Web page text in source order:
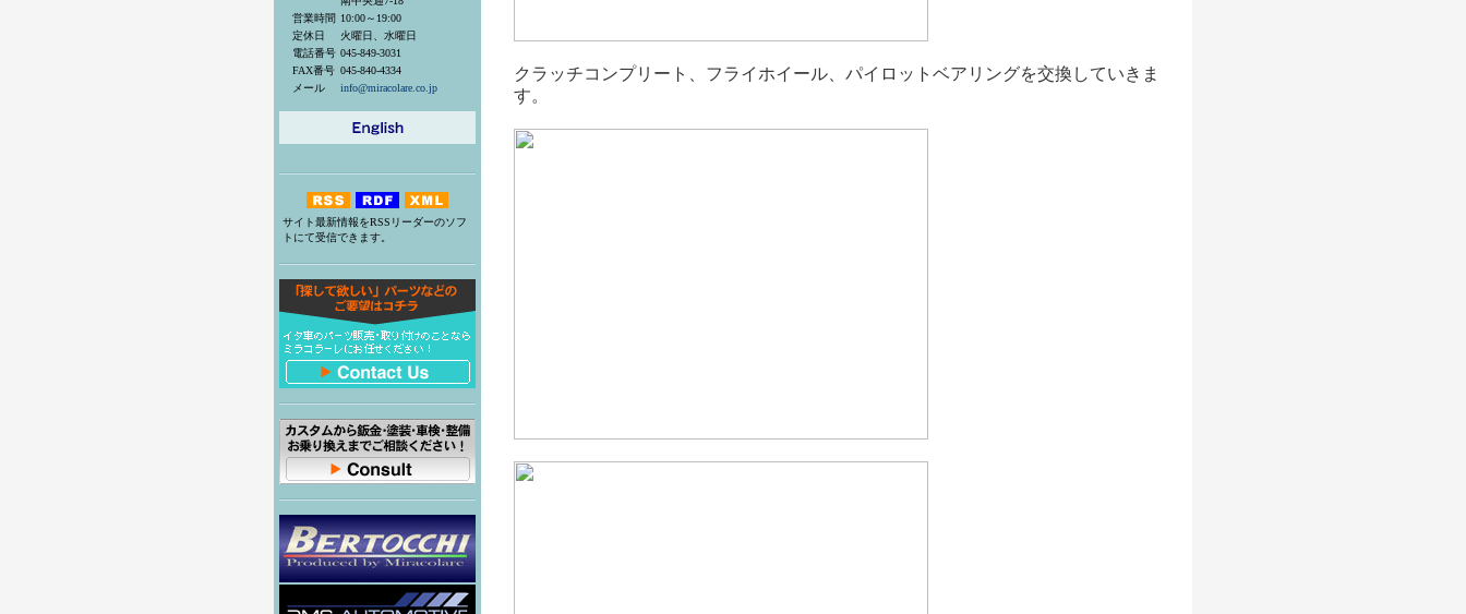
営業時間 10:00～19:00
定休日
火曜日、水曜日
電話番号 045-849-3031
FAX番号 045-840-4334
メール
info@miracolare.co.jp
サイト最新情報をRSSリーダーのソフ
トにて受信できます。
クラッチコンプリート、フライホイール、パイロットベアリングを交換していきま
す。